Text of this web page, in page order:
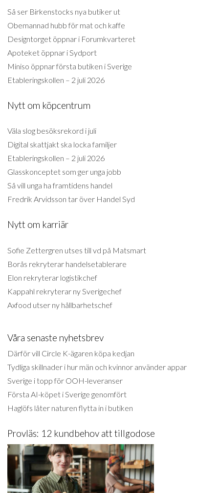
Så ser Birkenstocks nya butiker ut
Obemannad hubb för mat och kaffe
Designtorget öppnar i Forumkvarteret
Apoteket öppnar i Sydport
Miniso öppnar första butiken i Sverige
Etableringskollen – 2 juli 2026
Nytt om köpcentrum
Väla slog besöksrekord i juli
Digital skattjakt ska locka familjer
Etableringskollen – 2 juli 2026
Glasskonceptet som ger unga jobb
Så vill unga ha framtidens handel
Fredrik Arvidsson tar över Handel Syd
Nytt om karriär
Sofie Zettergren utses till vd på Matsmart
Borås rekryterar handelsetablerare
Elon rekryterar logistikchef
Kappahl rekryterar ny Sverigechef
Axfood utser ny hållbarhetschef
Våra senaste nyhetsbrev
Därför vill Circle K-ägaren köpa kedjan
Tydliga skillnader i hur män och kvinnor använder appar
Sverige i topp för OOH-leveranser
Första AI-köpet i Sverige genomfört
Haglöfs låter naturen flytta in i butiken
Provläs: 12 kundbehov att tillgodose